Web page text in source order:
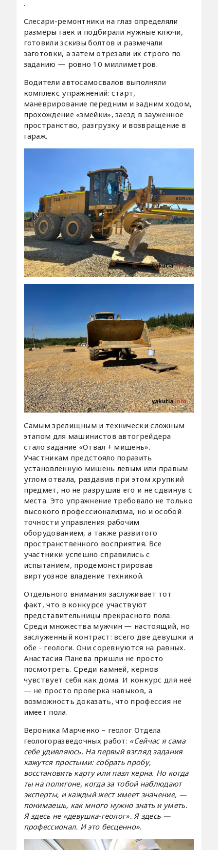
.
Слесари-ремонтники на глаз определяли
размеры гаек и подбирали нужные ключи,
готовили эскизы болтов и размечали
заготовки, а затем отрезали их строго по
заданию — ровно 10 миллиметров.
Водители автосамосвалов выполняли
комплекс упражнений: старт,
маневрирование передним и задним ходом,
прохождение «змейки», заезд в зауженное
пространство, разгрузку и возвращение в
гараж.
Самым зрелищным и технически сложным
этапом для машинистов автогрейдера
стало задание «Отвал + мишень».
Участникам предстояло поразить
установленную мишень левым или правым
углом отвала, раздавив при этом хрупкий
предмет, но не разрушив его и не сдвинув с
места. Это упражнение требовало не только
высокого профессионализма, но и особой
точности управления рабочим
оборудованием, а также развитого
пространственного восприятия. Все
участники успешно справились с
испытанием, продемонстрировав
виртуозное владение техникой.
Отдельного внимания заслуживает тот
факт, что в конкурсе участвуют
представительницы прекрасного пола.
Среди множества мужчин — настоящий, но
заслуженный контраст: всего две девушки и
обе - геологи. Они соревнуются на равных.
Анастасия Панева пришли не просто
посмотреть. Среди камней, кернов
чувствует себя как дома. И конкурс для неё
— не просто проверка навыков, а
возможность доказать, что профессия не
имеет пола.
Вероника Марченко – геолог Отдела
геологоразведочных работ: «Сейчас я сама
себе удивляюсь. На первый взгляд задания
кажутся простыми: собрать пробу,
восстановить карту или пазл керна. Но когда
ты на полигоне, когда за тобой наблюдают
эксперты, и каждый жест имеет значение, —
понимаешь, как много нужно знать и уметь.
Я здесь не «девушка-геолог». Я здесь —
профессионал. И это бесценно».